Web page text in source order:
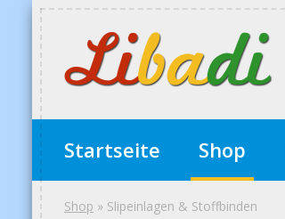
Startseite Shop
Shop » Slipeinlagen & Stoffbinden